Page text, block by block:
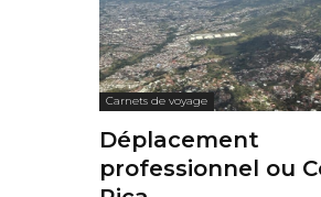
Carnets de voyage
Déplacement
professionnel ou